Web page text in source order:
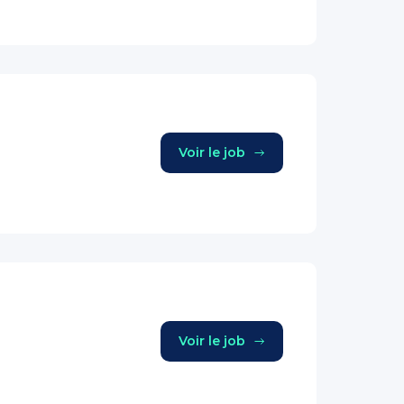
Voir le job
Voir le job